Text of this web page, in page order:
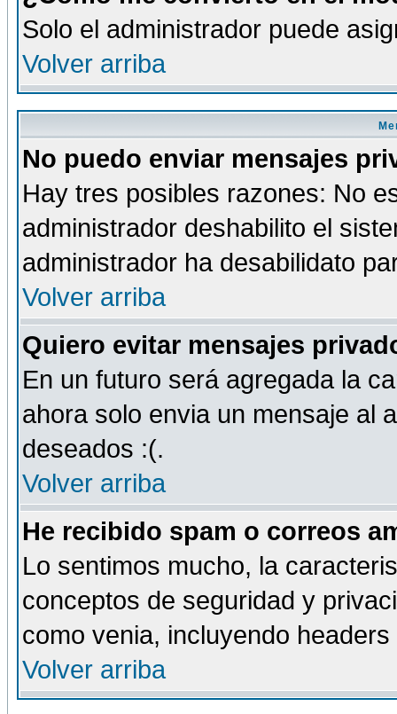
Solo el administrador puede
Volver arriba
No puedo enviar mensajes
Hay tres posibles razones: No
administrador deshabilito el
administrador ha desabilidato
Volver arriba
Quiero evitar mensajes
En un futuro será agregada la
ahora solo envia un mensaje al
deseados :(.
Volver arriba
He recibido spam o correos
Lo sentimos mucho, la
conceptos de seguridad y
como venia, incluyendo
Volver arriba